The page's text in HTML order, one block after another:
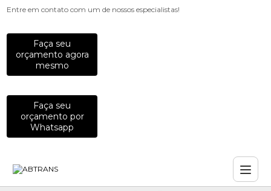
Entre em contato com um de nossos especialistas!
Faça seu
orçamento agora
mesmo
Faça seu
orçamento por
Whatsapp